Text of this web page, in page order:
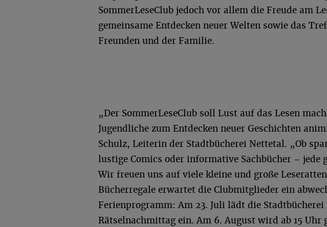
SommerLeseClub jedoch vor allem die Freude am
gemeinsame Entdecken neuer Welten sowie das
Freunden und der Familie.
„Der SommerLeseClub soll Lust auf das Lesen
Jugendliche zum Entdecken neuer Geschichten
Schulz, Leiterin der Stadtbücherei Nettetal. „Ob
lustige Comics oder informative Sachbücher – jede
Wir freuen uns auf viele kleine und große
Bücherregale erwartet die Clubmitglieder ein
Ferienprogramm: Am 23. Juli lädt die Stadtbücherei
Rätselnachmittag ein. Am 6. August wird ab 15 Uhr